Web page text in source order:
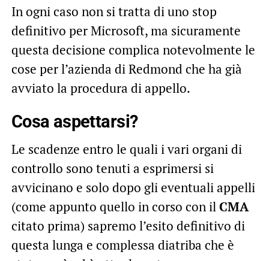
In ogni caso non si tratta di uno stop
definitivo per Microsoft, ma sicuramente
questa decisione complica notevolmente le
cose per l’azienda di Redmond che ha già
avviato la procedura di appello.
Cosa aspettarsi?
Le scadenze entro le quali i vari organi di
controllo sono tenuti a esprimersi si
avvicinano e solo dopo gli eventuali appelli
(come appunto quello in corso con ilCMA
citato prima) sapremo l’esito definitivo di
questa lunga e complessa diatriba che è